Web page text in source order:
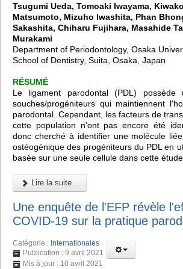
Tsugumi Ueda, Tomoaki Iwayama,
Matsumoto, Mizuho Iwashita, Phan
Sakashita, Chiharu Fujihara, Masahide
Murakami
Department of Periodontology, Osaka
School of Dentistry, Suita, Osaka, Japan
RÉSUMÉ
Le ligament parodontal (PDL) possède
souches/progéniteurs qui maintiennent
parodontal. Cependant, les facteurs de
cette population n'ont pas encore été
donc cherché à identifier une molécule
ostéogénique des progéniteurs du PDL en
basée sur une seule cellule dans cette étude.
Lire la suite...
Une enquête de l'EFP révèle
COVID-19 sur la pratique
Catégorie : Internationales
Publication : 9 avril 2021
Mis à jour : 10 avril 2021